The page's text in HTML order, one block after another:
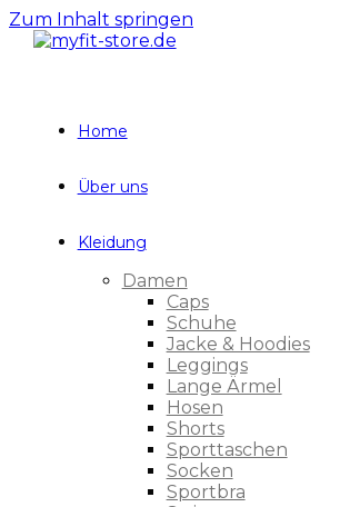
Zum Inhalt springen
Home
Über uns
Kleidung
Damen
Caps
Schuhe
Jacke & Hoodies
Leggings
Lange Ärmel
Hosen
Shorts
Sporttaschen
Socken
Sportbra